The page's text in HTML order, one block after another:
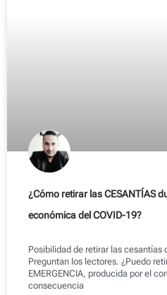
¿Cómo retirar las CESANTÍAS
económica del COVID-19?
Posibilidad de retirar las cesantías
Preguntan los lectores. ¿Puedo
EMERGENCIA, producida por el
consecuencia